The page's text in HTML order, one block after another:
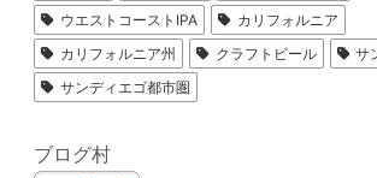
ウエストコーストIPA
カリフォルニア
カリフォルニア州
クラフトビール
サ
サンディエゴ都市圏
ブログ村